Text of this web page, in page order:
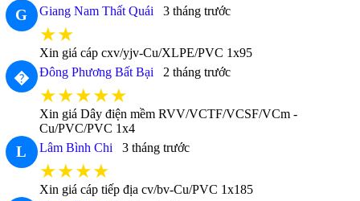
G Giang Nam Thất Quái 3 tháng trước
★★
Xin giá cáp cxv/yjv-Cu/XLPE/PVC 1x95
� Đông Phương Bất Bại 2 tháng trước
★★★★★
Xin giá Dây điện mềm RVV/VCTF/VCSF/VCm -
Cu/PVC/PVC 1x4
L Lâm Bình Chi 3 tháng trước
★★★★
Xin giá cáp tiếp địa cv/bv-Cu/PVC 1x185